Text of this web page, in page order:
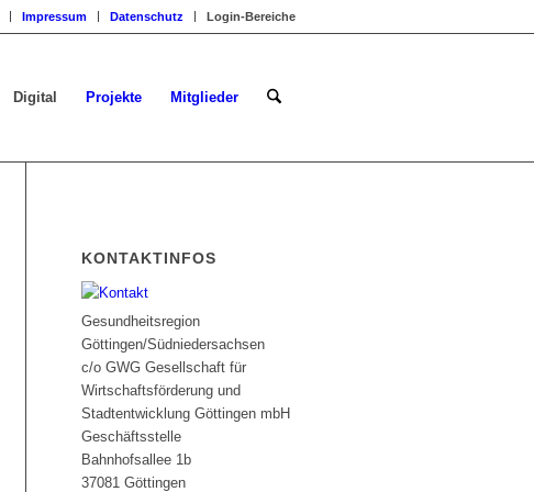
Impressum Datenschutz Login-Bereiche
Digital Projekte Mitglieder
KONTAKTINFOS
Gesundheitsregion
Göttingen/Südniedersachsen
c/o GWG Gesellschaft für
Wirtschaftsförderung und
Stadtentwicklung Göttingen mbH
Geschäftsstelle
Bahnhofsallee 1b
37081 Göttingen